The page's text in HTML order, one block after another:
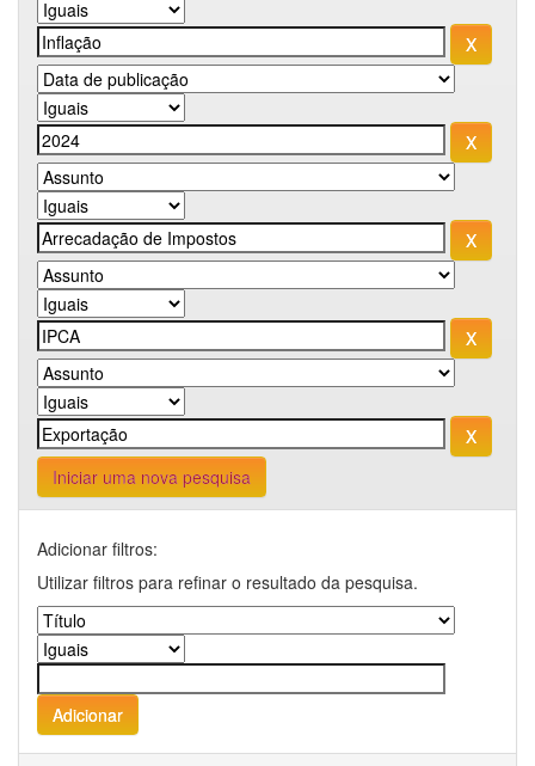
Iniciar uma nova pesquisa
Adicionar filtros:
Utilizar filtros para refinar o resultado da pesquisa.